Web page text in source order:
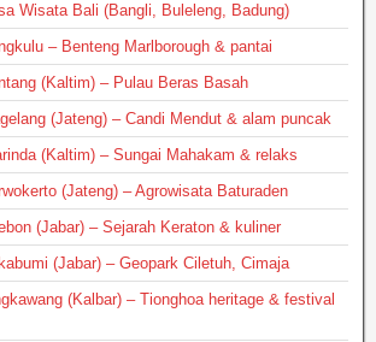
Wisata Bali (Bangli, Buleleng, Badung)
– Benteng Marlborough & pantai
(Kaltim) – Pulau Beras Basah
(Jateng) – Candi Mendut & alam puncak
(Kaltim) – Sungai Mahakam & relaks
(Jateng) – Agrowisata Baturaden
(Jabar) – Sejarah Keraton & kuliner
(Jabar) – Geopark Ciletuh, Cimaja
(Kalbar) – Tionghoa heritage & festival